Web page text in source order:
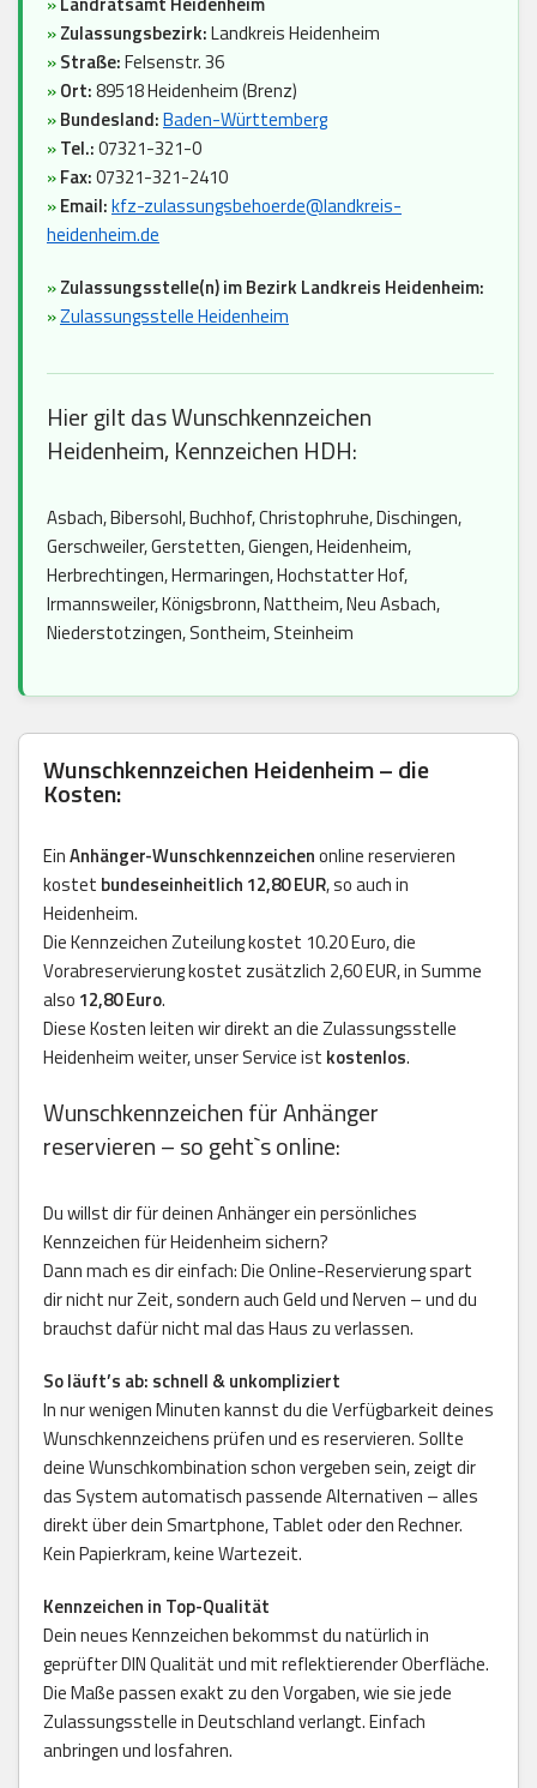
»Zulassungsbezirk:Landkreis Heidenheim
»Straße:Felsenstr. 36
»Ort:89518 Heidenheim (Brenz)
»Bundesland:Baden-Württemberg
»Tel.:07321-321-0
»Fax:07321-321-2410
»Email:kfz-zulassungsbehoerde@landkreis-
heidenheim.de
»Zulassungsstelle(n) im Bezirk Landkreis Heidenheim:
»Zulassungsstelle Heidenheim
Hier gilt das Wunschkennzeichen
Heidenheim, Kennzeichen HDH:
Asbach, Bibersohl, Buchhof, Christophruhe, Dischingen,
Gerschweiler, Gerstetten, Giengen, Heidenheim,
Herbrechtingen, Hermaringen, Hochstatter Hof,
Irmannsweiler, Königsbronn, Nattheim, Neu Asbach,
Niederstotzingen, Sontheim, Steinheim
Wunschkennzeichen Heidenheim – die
Kosten:
EinAnhänger-Wunschkennzeichenonline reservieren
kostet bundeseinheitlich 12,80 EUR, so auch in
Heidenheim.
Die Kennzeichen Zuteilung kostet 10.20 Euro, die
Vorabreservierung kostet zusätzlich 2,60 EUR, in Summe
also 12,80 Euro.
Diese Kosten leiten wir direkt an die Zulassungsstelle
Heidenheim weiter, unser Service ist kostenlos.
Wunschkennzeichen für Anhänger
reservieren – so geht`s online:
Du willst dir für deinen Anhänger ein persönliches
Kennzeichen für Heidenheim sichern?
Dann mach es dir einfach: Die Online-Reservierung spart
dir nicht nur Zeit, sondern auch Geld und Nerven – und du
brauchst dafür nicht mal das Haus zu verlassen.
So läuft’s ab: schnell & unkompliziert
In nur wenigen Minuten kannst du die Verfügbarkeit deines
Wunschkennzeichens prüfen und es reservieren. Sollte
deine Wunschkombination schon vergeben sein, zeigt dir
das System automatisch passende Alternativen – alles
direkt über dein Smartphone, Tablet oder den Rechner.
Kein Papierkram, keine Wartezeit.
Kennzeichen in Top-Qualität
Dein neues Kennzeichen bekommst du natürlich in
geprüfter DIN Qualität und mit reflektierender Oberfläche.
Die Maße passen exakt zu den Vorgaben, wie sie jede
Zulassungsstelle in Deutschland verlangt. Einfach
anbringen und losfahren.